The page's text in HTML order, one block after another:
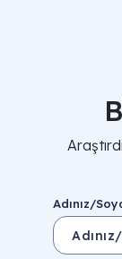
Adınız/